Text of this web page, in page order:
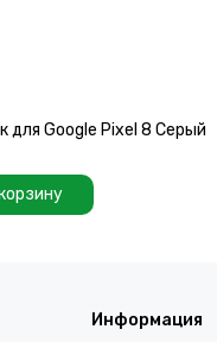
для Google Pixel 8 Серый
Информация